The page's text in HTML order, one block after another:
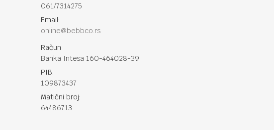
061/7314275
Email:
online@bebbco.rs
Račun
Banka Intesa 160-464028-39
PIB:
109873437
Matični broj:
64486713